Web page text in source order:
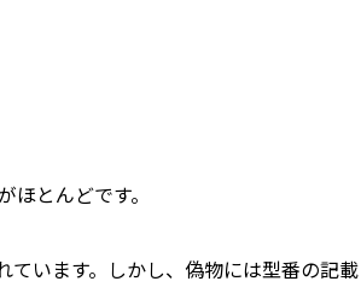
とんどです。
ています。しかし、偽物には型番の記載